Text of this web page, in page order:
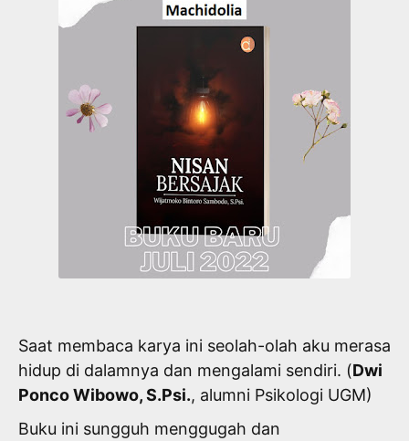
Saat membaca karya ini seolah-olah aku merasa
hidup di dalamnya dan mengalami sendiri. (Dwi
Ponco Wibowo, S.Psi., alumni Psikologi UGM)
Buku ini sungguh menggugah dan